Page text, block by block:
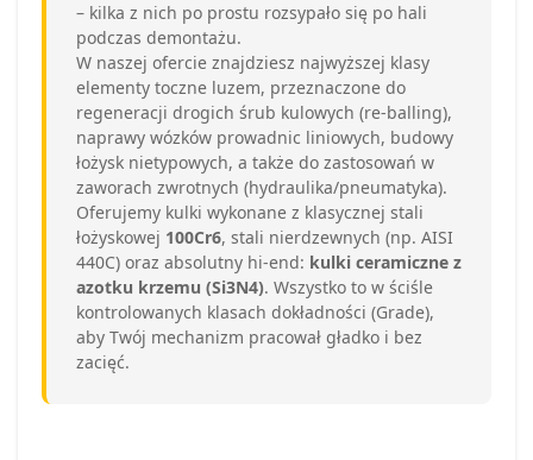
– kilka z nich po prostu rozsypało się po hali
podczas demontażu.
W naszej ofercie znajdziesz najwyższej klasy
elementy toczne luzem, przeznaczone do
regeneracji drogich śrub kulowych (re-balling),
naprawy wózków prowadnic liniowych, budowy
łożysk nietypowych, a także do zastosowań w
zaworach zwrotnych (hydraulika/pneumatyka).
Oferujemy kulki wykonane z klasycznej stali
łożyskowej 100Cr6, stali nierdzewnych (np. AISI
440C) oraz absolutny hi-end: kulki ceramiczne z
azotku krzemu (Si3N4). Wszystko to w ściśle
kontrolowanych klasach dokładności (Grade),
aby Twój mechanizm pracował gładko i bez
zacięć.